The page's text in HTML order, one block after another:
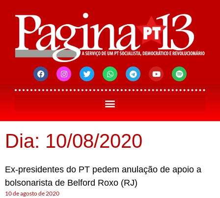
Dia: 10/08/2020
Ex-presidentes do PT pedem anulação de apoio a
bolsonarista de Belford Roxo (RJ)
10 de agosto de 2020